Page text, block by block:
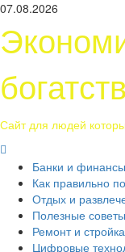
Перейти
содержимому
07.08.2026
Сайт для людей
менюБанки и финансы
Как правильно
Отдых и
Полезные советы
Ремонт и стройка
Цифровые